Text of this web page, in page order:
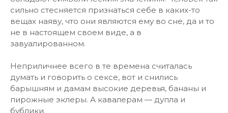
сильно стесняется признаться себе в каких-то
вещах наяву, что они являются ему во сне, да и то
не в настоящем своем виде, а в
завуалированном.
Неприличнее всего в те времена считалась
думать и говорить о сексе, вот и снились
барышням и дамам высокие деревья, бананы и
пирожные эклеры. А кавалерам — дупла и
бублики.